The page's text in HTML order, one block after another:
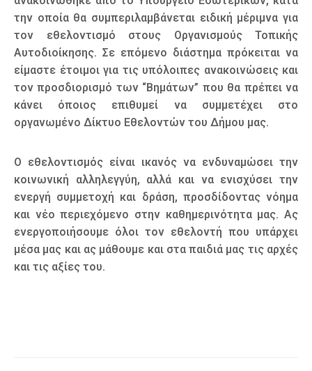
την οποία θα συμπεριλαμβάνεται ειδική μέριμνα για
τον εθελοντισμό στους Οργανισμούς Τοπικής
Αυτοδιοίκησης. Σε επόμενο διάστημα πρόκειται να
είμαστε έτοιμοι για τις υπόλοιπες ανακοινώσεις και
τον προσδιορισμό των “Βημάτων” που θα πρέπει να
κάνει όποιος επιθυμεί να συμμετέχει στο
οργανωμένο Δίκτυο Εθελοντών του Δήμου μας.
Ο εθελοντισμός είναι ικανός να ενδυναμώσει την
κοινωνική αλληλεγγύη, αλλά και να ενισχύσει την
ενεργή συμμετοχή και δράση, προσδίδοντας νόημα
και νέο περιεχόμενο στην καθημερινότητα μας. Ας
ενεργοποιήσουμε όλοι τον εθελοντή που υπάρχει
μέσα μας και ας μάθουμε και στα παιδιά μας τις αρχές
και τις αξίες του.